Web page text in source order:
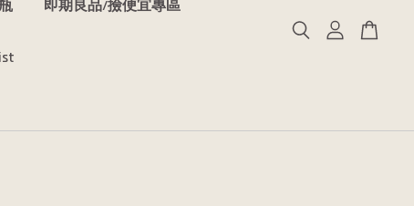
即期良品/撿便宜專區